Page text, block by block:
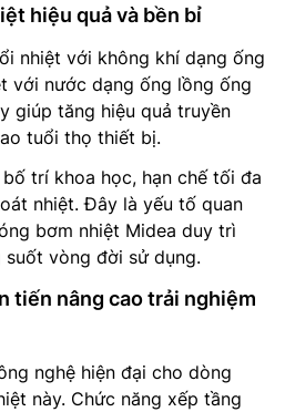
hiệu quả và bền bỉ
nhiệt với không khí dạng ống
với nước dạng ống lồng ống
giúp tăng hiệu quả truyền
tuổi thọ thiết bị.
trí khoa học, hạn chế tối đa
nhiệt. Đây là yếu tố quan
bơm nhiệt Midea duy trì
vòng đời sử dụng.
tiến nâng cao trải nghiệm
nghệ hiện đại cho dòng
này. Chức năng xếp tầng